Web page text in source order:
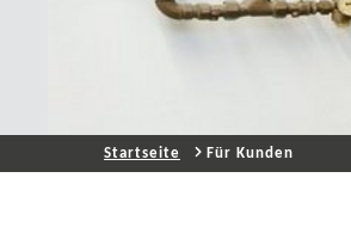
Startseite Für Kunden